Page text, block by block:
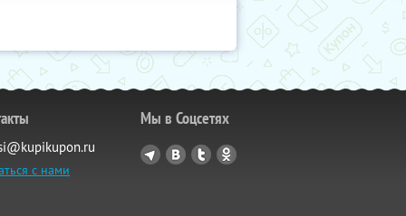
с нами
Мы в Соцсетях